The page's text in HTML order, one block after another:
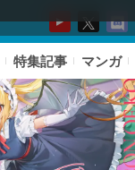
特集記事 マンガ